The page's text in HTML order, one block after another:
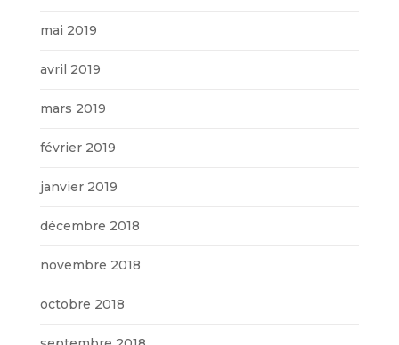
mai 2019
avril 2019
mars 2019
février 2019
janvier 2019
décembre 2018
novembre 2018
octobre 2018